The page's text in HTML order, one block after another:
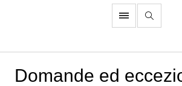
Domande ed